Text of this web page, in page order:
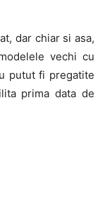
dar chiar si asa,
vechi cu
putut fi pregatite
prima data de